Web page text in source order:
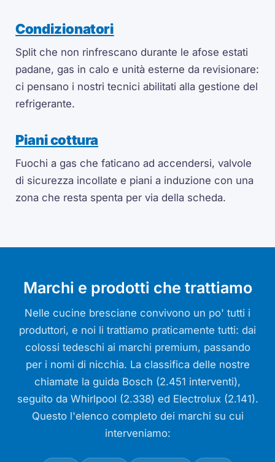
Condizionatori
Split che non rinfrescano durante le afose estati
padane, gas in calo e unità esterne da revisionare:
ci pensano i nostri tecnici abilitati alla gestione del
refrigerante.
Piani cottura
Fuochi a gas che faticano ad accendersi, valvole
di sicurezza incollate e piani a induzione con una
zona che resta spenta per via della scheda.
Marchi e prodotti che trattiamo
Nelle cucine bresciane convivono un po' tutti i
produttori, e noi li trattiamo praticamente tutti: dai
colossi tedeschi ai marchi premium, passando
per i nomi di nicchia. La classifica delle nostre
chiamate la guida Bosch (2.451 interventi),
seguito da Whirlpool (2.338) ed Electrolux (2.141).
Questo l'elenco completo dei marchi su cui
interveniamo: